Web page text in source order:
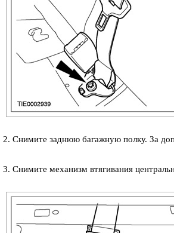
2. Снимите заднюю багажную полку. За
3. Снимите механизм втягивания